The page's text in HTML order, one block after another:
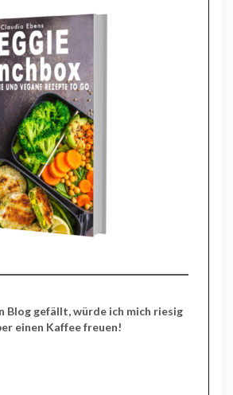
Blog gefällt, würde ich mich riesig
einen Kaffee freuen!